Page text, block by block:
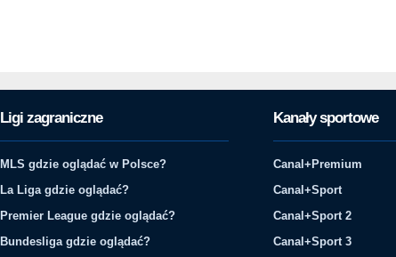
Ligi zagraniczne
MLS gdzie oglądać w Polsce?
La Liga gdzie oglądać?
Premier League gdzie oglądać?
Bundesliga gdzie oglądać?
Kanały sportowe
Canal+Premium
Canal+Sport
Canal+Sport 2
Canal+Sport 3